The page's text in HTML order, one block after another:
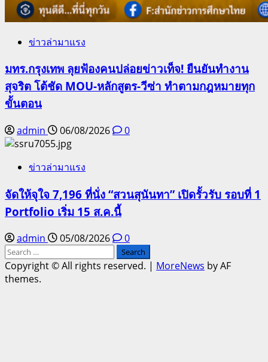
ข่าวล่ามาแรง
มทร.กรุงเทพ ลุยฟ้องคนปล่อยข่าวเท็จ! ยืนยันทำงาน
สุจริต โต้ชัด MOU-หลักสูตร-วีซ่า ทำตามกฎหมายทุก
ขั้นตอน
admin 06/08/2026 0
ข่าวล่ามาแรง
จัดให้จุใจ 7,196 ที่นั่ง “สวนสุนันทา” เปิดรั้วรับ รอบที่ 1
Portfolio เริ่ม 15 ส.ค.นี้
admin 05/08/2026
0
Search
for:
Copyright © All rights reserved. | MoreNews by AF
themes.